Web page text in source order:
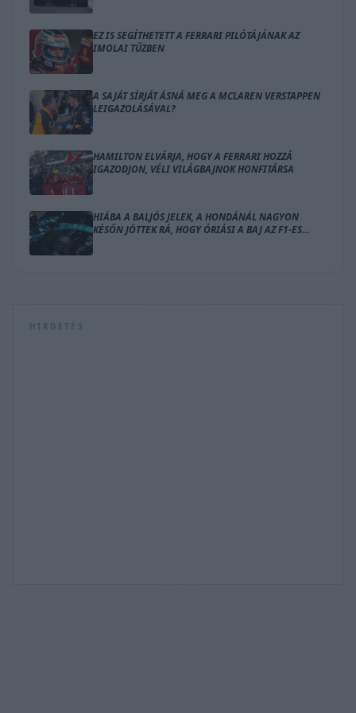
EZ IS SEGÍTHETETT A FERRARI PILÓTÁJÁNAK AZ
IMOLAI TŰZBEN
A SAJÁT SÍRJÁT ÁSNÁ MEG A MCLAREN VERSTAPPEN
LEIGAZOLÁSÁVAL?
HAMILTON ELVÁRJA, HOGY A FERRARI HOZZÁ
IGAZODJON, VÉLI VILÁGBAJNOK HONFITÁRSA
HIÁBA A BALJÓS JELEK, A HONDÁNÁL NAGYON
KÉSŐN JÖTTEK RÁ, HOGY ÓRIÁSI A BAJ AZ F1-ES
HIRDETÉS